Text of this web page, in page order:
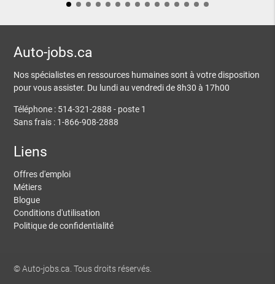
Auto-jobs.ca
Nos spécialistes en ressources humaines sont à votre disposition
pour vous assister. Du lundi au vendredi de 8h30 à 17h00
Téléphone : 514-321-2888 - poste 1
Sans frais : 1-866-908-2888
Liens
Offres d'emploi
Métiers
Blogue
Conditions d'utilisation
Politique de confidentialité
© Auto-jobs.ca. Tous droits réservés.